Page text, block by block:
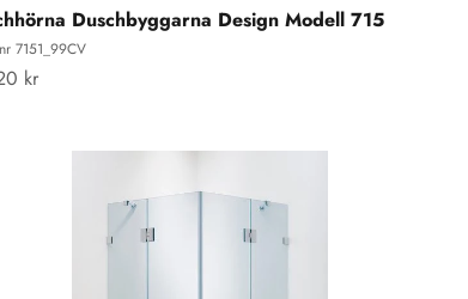
Duschbyggarna Design Modell 715
7151_99CV
kr